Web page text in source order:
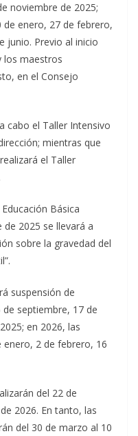
noviembre de 2025;
de enero, 27 de febrero,
junio. Previo al inicio
los maestros
en el Consejo
cabo el Taller Intensivo
mientras que
el Taller
Básica
2025 se llevará a
sobre la gravedad del
suspensión de
septiembre, 17 de
en 2026, las
enero, 2 de febrero, 16
del 22 de
2026. En tanto, las
del 30 de marzo al 10